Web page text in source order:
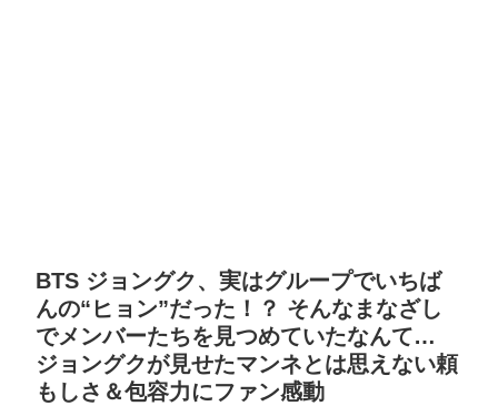
BTS ジョングク、実はグループでいちば
んの“ヒョン”だった！？ そんなまなざし
でメンバーたちを見つめていたなんて…
ジョングクが見せたマンネとは思えない頼
もしさ＆包容力にファン感動